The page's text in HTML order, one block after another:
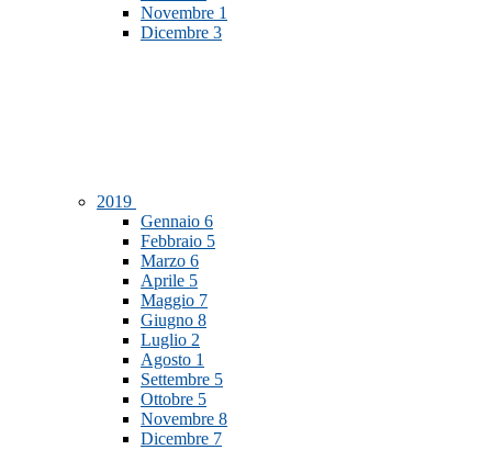
Novembre 1
Dicembre 3
2019
Gennaio 6
Febbraio 5
Marzo 6
Aprile 5
Maggio 7
Giugno 8
Luglio 2
Agosto 1
Settembre 5
Ottobre 5
Novembre 8
Dicembre 7